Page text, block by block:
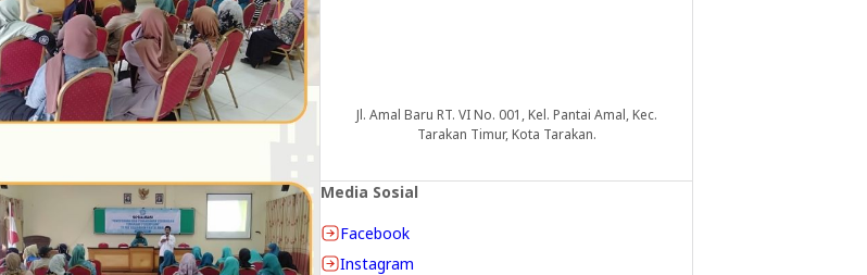
Jl. Amal Baru RT. VI No. 001, Kel. Pantai Amal, Kec.
Tarakan Timur, Kota Tarakan.
Media Sosial
Facebook
Instagram